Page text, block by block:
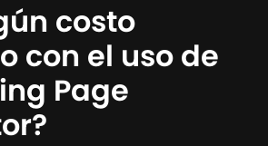
costo
con el uso de
Page